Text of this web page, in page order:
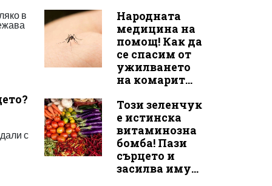
в
с
Народната
медицина на
помощ! Как да
се спасим от
ужилването
на комарит...
Този зеленчук
е истинска
витаминозна
бомба! Пази
сърцето и
засилва иму...